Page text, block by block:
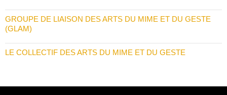
GROUPE DE LIAISON DES ARTS DU MIME ET DU GESTE
(GLAM)
LE COLLECTIF DES ARTS DU MIME ET DU GESTE